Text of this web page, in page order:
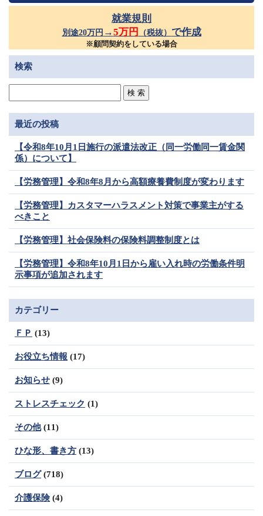
就業規則
別途20万円 →5万円 （税抜） で作成
※顧問契約をしている場合
検索
最近の投稿
【令和8年10月1日施行の派遣法改正（同一労働同一賃金関
係）について】
【労務管理】令和8年8月から高額療養費制度が変わります
【労務管理】カスタマーハラスメント対策で事業主がする
べきこと
【労務管理】社会保険料の保険料調整制度とは
【労務管理】令和8年10月1日から雇い入れ時の労働条件明
示事項が追加されます
カテゴリー
ＦＰ (13)
お役立ち情報 (17)
お知らせ (9)
ストレスチェック (1)
その他(11)
ひな形、書き方 (13)
ブログ(718)
介護保険(4)